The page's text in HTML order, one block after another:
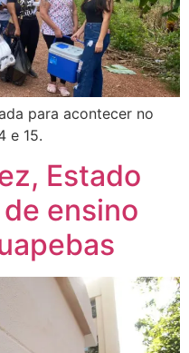
para acontecer no
e 15.
Estado
ensino